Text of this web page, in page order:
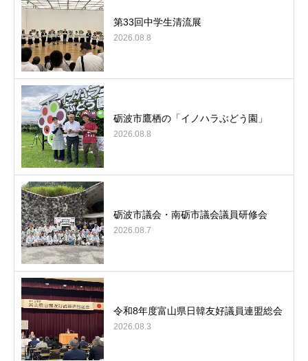
第33回中学生清流展
2026.08.8
砺波市鷹栖の「イノハラぶどう園」
2026.08.8
砺波市議会・南砺市議会議員研修会
2026.08.7
令和8年度富山県日韓友好議員連盟総会
2026.08.3